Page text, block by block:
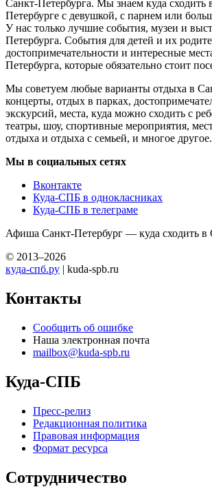
Санкт-Петербурга. Мы знаем куда сходить
Петербурге с девушкой, с парнем или
У нас только лучшие события, музеи и
Петербурга. События для детей и их
достопримечательности и интересные
Петербурга, которые обязательно стоит
Мы советуем любые варианты отдыха в
концерты, отдых в парках,
экскурсий, места, куда можно сходить с
театры, шоу, спортивные мероприятия,
отдыха и отдыха с семьей, и многое другое.
Мы в социальных сетях
Вконтакте
Куда-СПБ в однокласниках
Куда-СПБ в телеграме
Афиша Санкт-Петербург — куда сходить в
© 2013–2026
куда-спб.ру | kuda-spb.ru
Контакты
Сообщить об ошибке
Наша электронная почта
mailbox@kuda-spb.ru
Куда-СПБ
Пресс-релиз
Редакционная политика
Правовая информация
Формат ресурса
Сотрудничество